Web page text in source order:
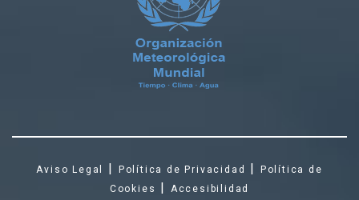
Aviso Legal Política de Privacidad
Política de
Cookies
Accesibilidad